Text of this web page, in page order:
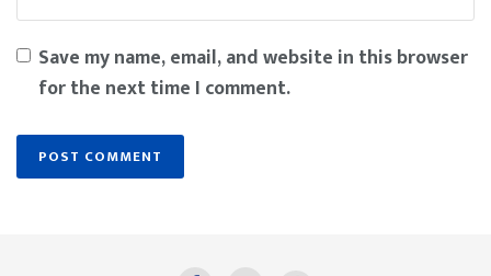
Save my name, email, and website in this browser
for the next time I comment.